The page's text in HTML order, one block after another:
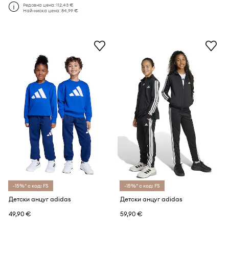
Редовна цена:112,43 €
Най-ниска цена:84,99 €
-15%* с код: FS
Детски анцуг adidas
49,90 €
-15%* с код: FS
Детски анцуг adidas
59,90 €